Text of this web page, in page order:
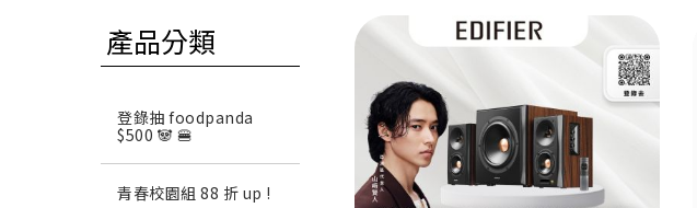
Neobuds Pro 3 旗艦藍牙抗噪耳機
W260NC｜皮革質
視聽效果新進化 G1500
蝦皮【EDIFIER 官
將感動的想法化成獨特的產品
產品分類
登錄抽 foodpanda
$500 🐼 🍔
青春校園組 88 折 up !